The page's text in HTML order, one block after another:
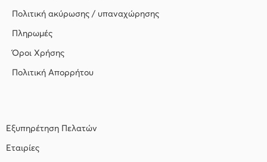
Πολιτική ακύρωσης / υπαναχώρησης
Πληρωμές
Όροι Χρήσης
Πολιτική Απορρήτου
Εξυπηρέτηση Πελατών
Εταιρίες